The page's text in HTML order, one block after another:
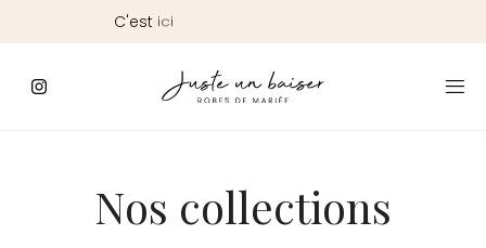
C'est ici
Nos collections